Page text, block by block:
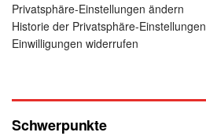
Privatsphäre-Einstellungen ändern
Historie der Privatsphäre-Einstellungen
Einwilligungen widerrufen
Schwerpunkte